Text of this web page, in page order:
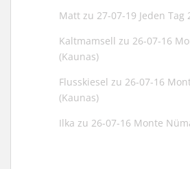
Matt zu 27-07-19 Jeden Tag
Kaltmamsell zu 26-07-16
(Kaunas)
Flusskiesel zu 26-07-16
(Kaunas)
Ilka zu 26-07-16 Monte